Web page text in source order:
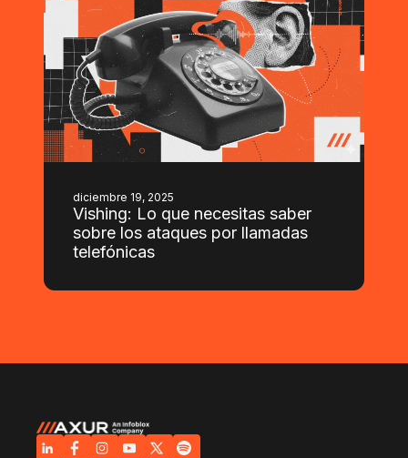
diciembre 19, 2025
Vishing: Lo que necesitas saber
sobre los ataques por llamadas
telefónicas